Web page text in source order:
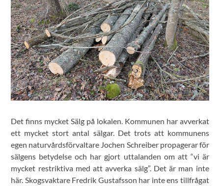
Det finns mycket Sälg på lokalen. Kommunen har avverkat
ett mycket stort antal sälgar. Det trots att kommunens
egen naturvårdsförvaltare Jochen Schreiber propagerar för
sälgens betydelse och har gjort uttalanden om att “vi är
mycket restriktiva med att avverka sälg”. Det är man inte
här. Skogsvaktare Fredrik Gustafsson har inte ens tillfrågat